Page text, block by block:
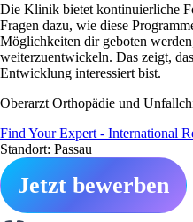
Die Klinik bietet kontinuierliche
Fragen dazu, wie diese
Möglichkeiten dir geboten
weiterzuentwickeln. Das zeigt,
Entwicklung interessiert bist.
Oberarzt Orthopädie und
Find Your Expert - International
Standort: Passau
Jetzt bewerben